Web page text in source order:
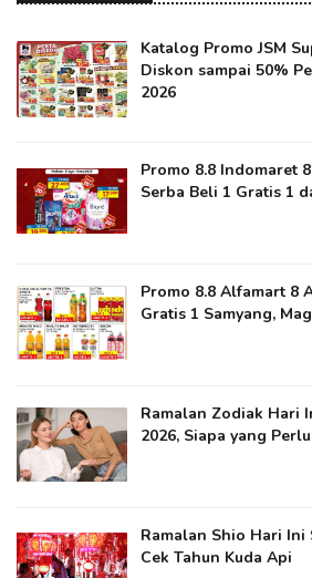
Katalog Promo JSM
Diskon sampai 50%
2026
Promo 8.8 Indomaret
Serba Beli 1 Gratis 1
Promo 8.8 Alfamart 8
Gratis 1 Samyang,
Ramalan Zodiak Hari
2026, Siapa yang
Ramalan Shio Hari Ini
Cek Tahun Kuda Api